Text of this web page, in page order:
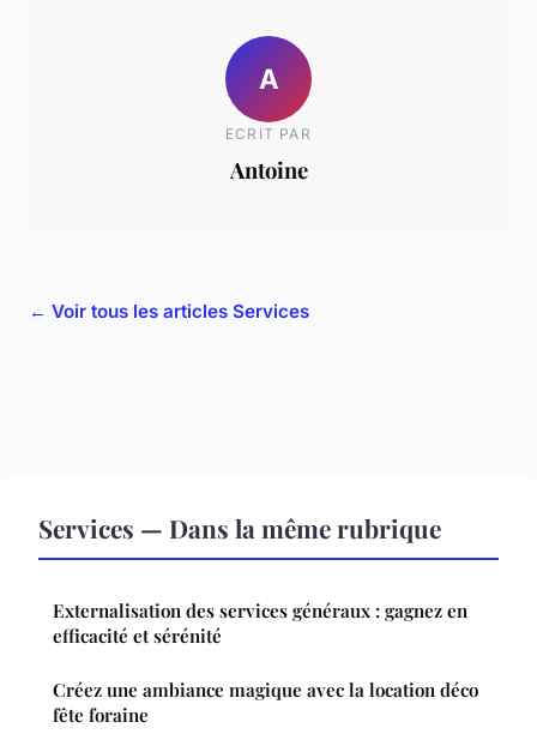
A
ECRIT PAR
Antoine
← Voir tous les articles Services
Services — Dans la même rubrique
Externalisation des services généraux : gagnez en
efficacité et sérénité
Créez une ambiance magique avec la location déco
fête foraine